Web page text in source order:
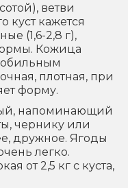
ветви
куст кажется
(1,6-2,8 г),
Кожица
обильным
плотная, при
форму.
напоминающий
чернику или
дружное. Ягоды
легко.
от 2,5 кг с куста,